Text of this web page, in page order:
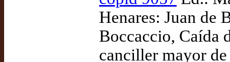
Henares: Juan de
Boccaccio, Caída
canciller mayor